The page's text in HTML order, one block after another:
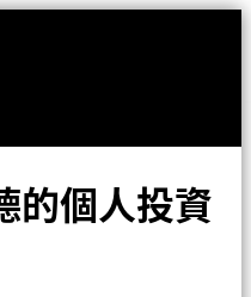
的個人投資
多元均衡